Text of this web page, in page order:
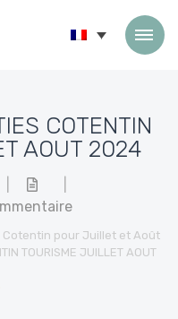
COTENTIN
AOUT 2024
pour Juillet et Août
TOURISME JUILLET AOUT